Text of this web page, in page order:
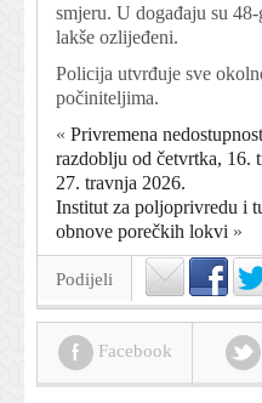
smjeru. U događaju su
lakše ozlijeđeni.
Policija utvrđuje sve
počiniteljima.
« Privremena
razdoblju od četvrtka, 16.
27. travnja 2026.
Institut za poljoprivredu i
obnove porečkih lokvi »
Podijeli
Facebook